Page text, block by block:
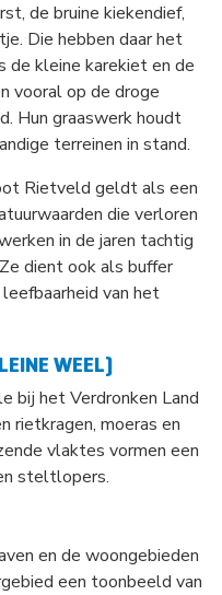
de bruine kiekendief,
Die hebben daar het
de kleine karekiet en de
vooral op de droge
Hun graaswerk houdt
terreinen in stand.
Rietveld geldt als een
die verloren
in de jaren tachtig
dient ook als buffer
van het
WEEL)
bij het Verdronken Land
rietkragen, moeras en
vlaktes vormen een
steltlopers.
en de woongebieden
een toonbeeld van